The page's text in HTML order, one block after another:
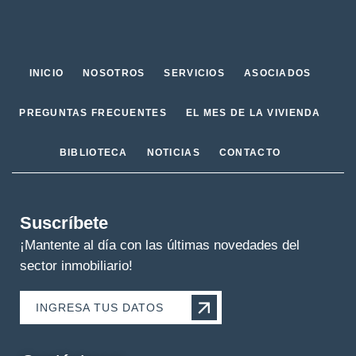
INICIO NOSOTROS SERVICIOS ASOCIADOS
PREGUNTAS FRECUENTES EL MES DE LA VIVIENDA
BIBLIOTECA NOTICIAS CONTACTO
Suscríbete
¡Mantente al día con las últimas novedades del
sector inmobiliario!
INGRESA TUS DATOS